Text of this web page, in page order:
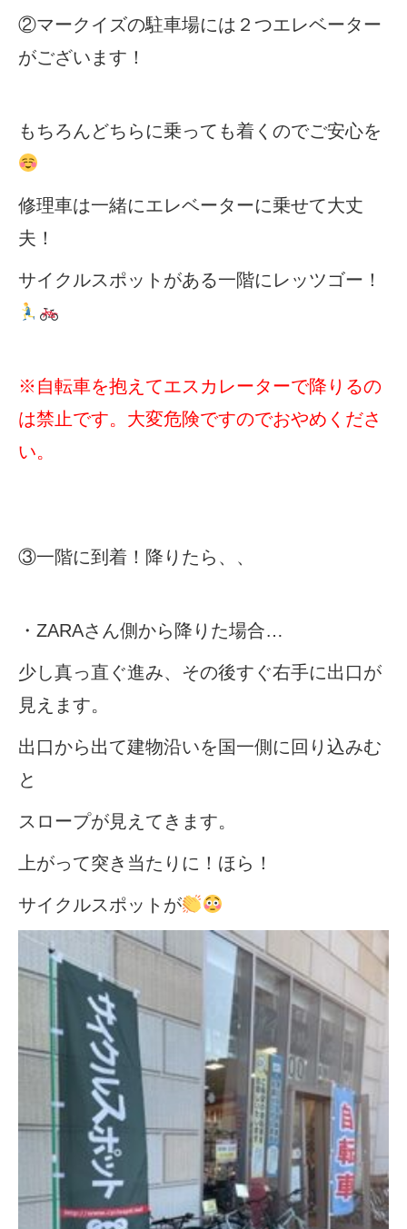
②マークイズの駐車場には２つエレベーター
がございます！
もちろんどちらに乗っても着くのでご安心を
修理車は一緒にエレベーターに乗せて大丈
夫！
サイクルスポットがある一階にレッツゴー！
※ 自転車を抱えてエスカレーターで降りるの
は禁止です。大変危険ですのでおやめくださ
い。
③一階に到着！降りたら、、
・ ZARAさん側から降りた場合…
少し真っ直ぐ進み、その後すぐ右手に出口が
見えます。
出口から出て建物沿いを国一側に回り込みむ
と
スロープが見えてきます。
上がって突き当たりに！ほら！
サイクルスポットが